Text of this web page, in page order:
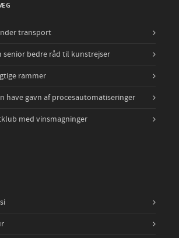
transport
senior bedre råd til kunstrejser
rammer
have gavn af procesautomatiseringer
med vinsmagninger